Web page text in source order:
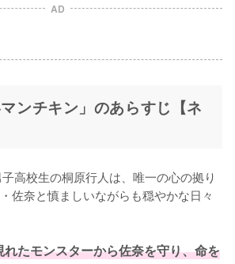
AD
ンチキン」のあらすじ【ネ
高校生の桐原行人は、唯一の心の拠り
佐奈と慎ましいながらも穏やかな日々
れたモンスターから佐奈を守り、命を